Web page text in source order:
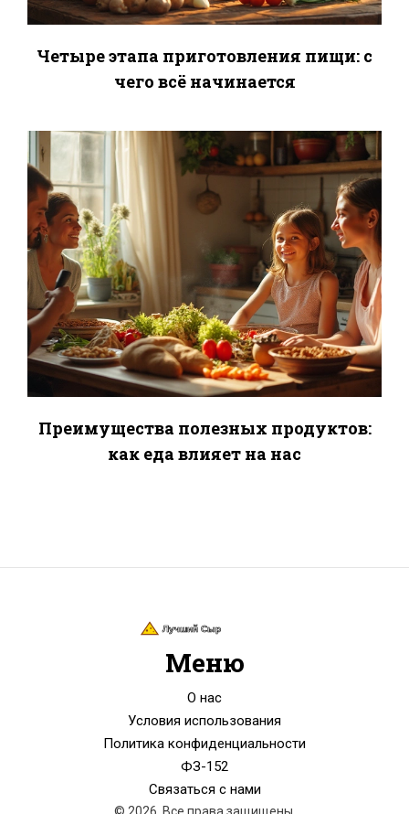
Четыре этапа приготовления пищи: с
чего всё начинается
Преимущества полезных продуктов:
как еда влияет на нас
Меню
О нас
Условия использования
Политика конфиденциальности
ФЗ-152
Связаться с нами